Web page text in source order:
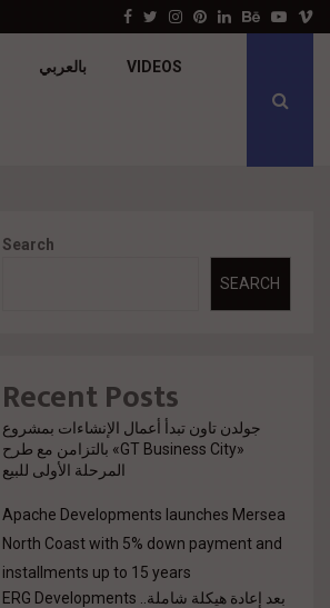
Apache Developments launches Mersea North
Facebook
Twitter
Instagram
Pinterest
LinkedinBehance
بالعربي VIDEOS
Search
SEARCH
Recent Posts
جولدن تاون تبدأ أعمال الإنشاءات بمشروع
«GT Business City» بالتزامن مع طرح
المرحلة الأولى للبيع
Apache Developments launches Mersea
North Coast with 5% down payment and
installments up to 15 years
بعد إعادة هيكلة شاملة.. ERG Developments